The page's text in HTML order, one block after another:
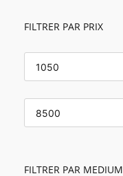
FILTRER PAR PRIX
PRIX
MIN
PRIX
MAX
FILTRER PAR MEDIUM